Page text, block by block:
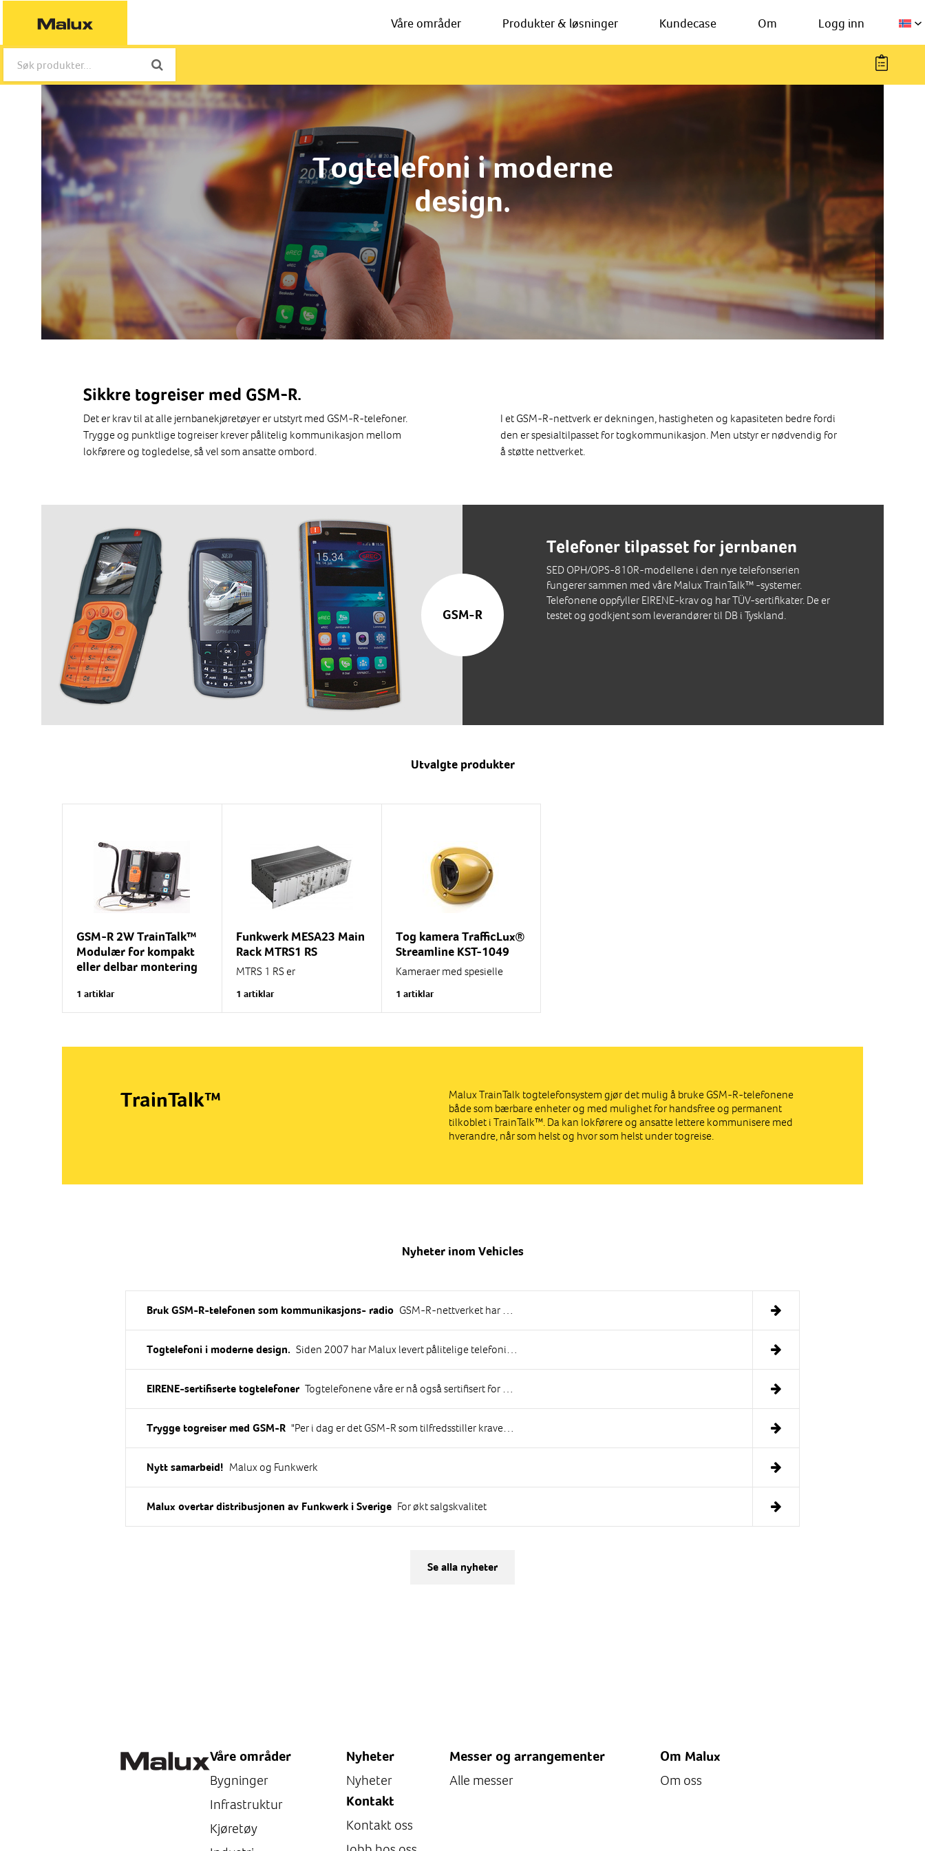
Våre områder Produkter & løsninger Kundecase Om Logg inn
Togtelefoni i moderne
design.
Sikkre togreiser med GSM-R.
Det er krav til at alle jernbanekjøretøyer er utstyrt med GSM-R-telefoner.
Trygge og punktlige togreiser krever pålitelig kommunikasjon mellom
lokførere og togledelse, så vel som ansatte ombord.
I et GSM-R-nettverk er dekningen, hastigheten og kapasiteten bedre fordi
den er spesialtilpasset for togkommunikasjon. Men utstyr er nødvendig for
å støtte nettverket.
Telefoner tilpasset for jernbanen
SED OPH/OPS-810R-modellene i den nye telefonserien
fungerer sammen med våre Malux TrainTalk™ -systemer.
Telefonene oppfyller EIRENE-krav og har TÜV-sertifikater. De er
testet og godkjent som leverandører til DB i Tyskland.
GSM-R
Utvalgte produkter
GSM-R 2W TrainTalk™
Modulær for kompakt
eller delbar montering
utviklet i samarbeid med
togoperatører i Norden. Det
1 artiklar
Funkwerk MESA23 Main
Rack MTRS1 RS
MTRS 1 RS er
radiosystem. Den består av
sender og mottakerenhet,
1 artiklar
Tog kamera TrafficLux®
Streamline KST-1049
Kameraer med spesielle
utsiden av tog og jernbane.
Tilgjengelig i både analoge
1 artiklar
TrainTalk™
Malux TrainTalk togtelefonsystem gjør det mulig å bruke GSM-R-telefonene
både som bærbare enheter og med mulighet for handsfree og permanent
tilkoblet i TrainTalk™. Da kan lokførere og ansatte lettere kommunisere med
hverandre, når som helst og hvor som helst under togreise.
Nyheter inom Vehicles
Bruk GSM-R-telefonen som kommunikasjons- radio GSM-R-nettverket har en funksjon som kalles gruppesamtaler, noe som betyr at du bruker GSM-R-telefonen som en kommunikasjonsradio radio med GSM-R som radionettverk.
Togtelefoni i moderne design. Siden 2007 har Malux levert pålitelige telefoniløsninger for tog og jernbane. Utformingen av togtelefonene våre kan ha endret seg i løpet av årene, men funksjonen og sikkerheten – den vedvarer.
EIRENE-sertifiserte togtelefoner Togtelefonene våre er nå også sertifisert for de nye oppdaterte kravene til EIRENE
Trygge togreiser med GSM-R "Per i dag er det GSM-R som tilfredsstiller kravene til nødkommunikasjon på det nasjonale jernbanenettets hovedspor" NR 388: FORSKRIFT OM NASJONALE TEKNISKE KRAV M.M. FOR JERNBANEINFRASTRUKTUR PÅ DET NASJONALE JERNBANENETTET
Nytt samarbeid! Malux og Funkwerk
Malux overtar distribusjonen av Funkwerk i Sverige For økt salgskvalitet
Se alla nyheter
Våre områder
Bygninger
Infrastruktur
Kjøretøy
Nyheter
Nyheter
Messer og arrangementer
Alle messer
Om Malux
Om oss
Kontakt
Kontakt oss